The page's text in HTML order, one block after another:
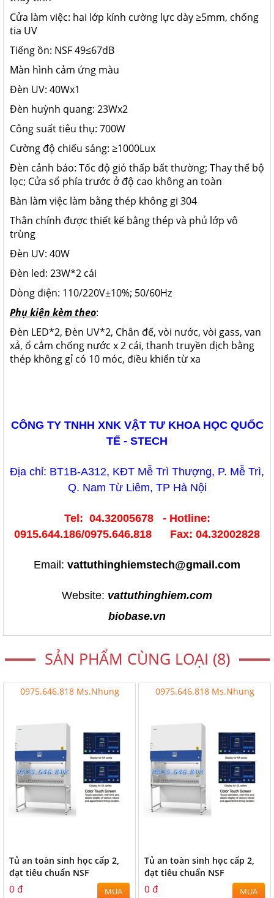
Cửa làm việc: hai lớp kính cường lực dày ≥5mm, chống
tia UV
Tiếng ồn: NSF 49≤67dB
Màn hình cảm ứng màu
Đèn UV: 40Wx1
Đèn huỳnh quang: 23Wx2
Công suất tiêu thụ: 700W
Cường độ chiếu sáng: ≥1000Lux
Đèn cảnh báo: Tốc độ gió thấp bất thường; Thay thế bộ
lọc; Cửa sổ phía trước ở độ cao không an toàn
Bàn làm việc làm bằng thép không gi 304
Thân chính được thiết kế bằng thép và phủ lớp vô
trùng
Đèn UV: 40W
Đèn led: 23W*2 cái
Dòng điện: 110/220V±10%; 50/60Hz
Phụ kiện kèm theo:
Đèn LED*2, Đèn UV*2, Chân đế, vòi nước, vòi gass, van
xả, ổ cắm chống nước x 2 cái, thanh truyền dịch bằng
thép không gỉ có 10 móc, điều khiển từ xa
CÔNG TY TNHH XNK VẬT TƯ KHOA HỌC QUỐC
TẾ - STECH
Địa chỉ: BT1B-A312, KĐT Mễ Trì Thượng, P. Mễ Trì,
Q. Nam Từ Liêm, TP Hà Nội
Tel: 04.32005678 - Hotline:
0915.644.186/0975.646.818 Fax: 04.32002828
Email: vattuthinghiemstech@gmail.com
Website: vattuthinghiem.com
biobase.vn
SẢN PHẨM CÙNG LOẠI (8)
0975.646.818 Ms.Nhung
Tủ an toàn sinh học cấp 2,
đạt tiêu chuẩn NSF
0 đ MUA
0975.646.818 Ms.Nhung
Tủ an toàn sinh học cấp 2,
đạt tiêu chuẩn NSF
0 đ MUA